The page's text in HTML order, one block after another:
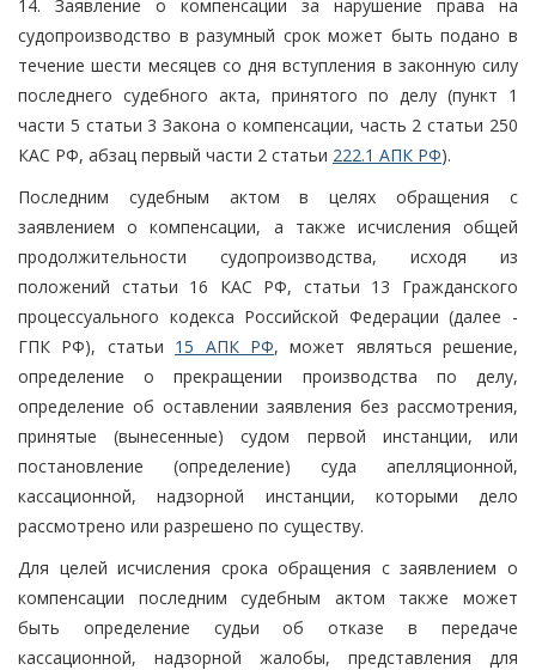
14. Заявление о компенсации за нарушение права на
судопроизводство в разумный срок может быть подано в
течение шести месяцев со дня вступления в законную силу
последнего судебного акта, принятого по делу (пункт 1
части 5 статьи 3 Закона о компенсации, часть 2 статьи 250
КАС РФ, абзац первый части 2 статьи 222.1 АПК РФ).
Последним судебным актом в целях обращения с
заявлением о компенсации, а также исчисления общей
продолжительности судопроизводства, исходя из
положений статьи 16 КАС РФ, статьи 13 Гражданского
процессуального кодекса Российской Федерации (далее -
ГПК РФ), статьи 15 АПК РФ, может являться решение,
определение о прекращении производства по делу,
определение об оставлении заявления без рассмотрения,
принятые (вынесенные) судом первой инстанции, или
постановление (определение) суда апелляционной,
кассационной, надзорной инстанции, которыми дело
рассмотрено или разрешено по существу.
Для целей исчисления срока обращения с заявлением о
компенсации последним судебным актом также может
быть определение судьи об отказе в передаче
кассационной, надзорной жалобы, представления для